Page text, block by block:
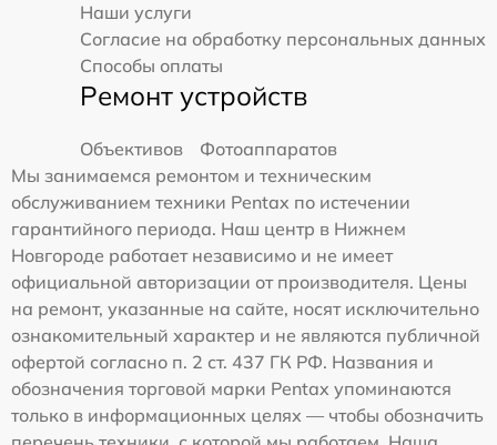
Наши услуги
Согласие на обработку персональных данных
Способы оплаты
Ремонт устройств
Объективов
Фотоаппаратов
Мы занимаемся ремонтом и техническим
обслуживанием техники Pentax по истечении
гарантийного периода. Наш центр в Нижнем
Новгороде работает независимо и не имеет
официальной авторизации от производителя. Цены
на ремонт, указанные на сайте, носят исключительно
ознакомительный характер и не являются публичной
офертой согласно п. 2 ст. 437 ГК РФ. Названия и
обозначения торговой марки Pentax упоминаются
только в информационных целях — чтобы обозначить